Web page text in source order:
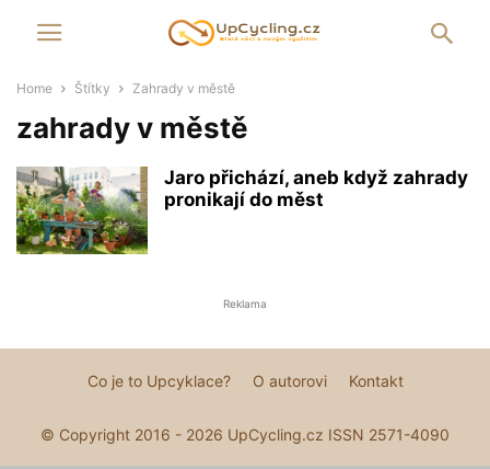
Home Štítky Zahrady v městě
zahrady v městě
Jaro přichází, aneb když zahrady
pronikají do měst
Reklama
Co je to Upcyklace? O autorovi Kontakt
© Copyright 2016 - 2026 UpCycling.cz ISSN 2571-4090